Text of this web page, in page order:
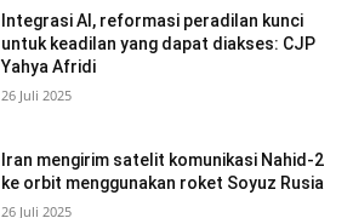
Integrasi AI, reformasi peradilan kunci
untuk keadilan yang dapat diakses: CJP
Yahya Afridi
26 Juli 2025
Iran mengirim satelit komunikasi Nahid-2
ke orbit menggunakan roket Soyuz Rusia
26 Juli 2025